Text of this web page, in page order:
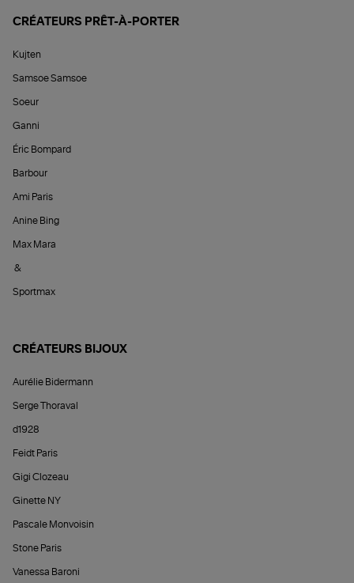
CRÉATEURS PRÊT-À-PORTER
Kujten
Samsoe Samsoe
Soeur
Ganni
Éric Bompard
Barbour
Ami Paris
Anine Bing
Max Mara
&
Sportmax
CRÉATEURS BIJOUX
Aurélie Bidermann
Serge Thoraval
d1928
Feidt Paris
Gigi Clozeau
Ginette NY
Pascale Monvoisin
Stone Paris
Vanessa Baroni